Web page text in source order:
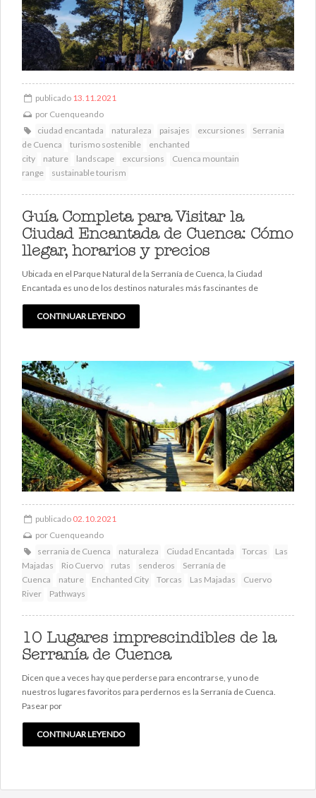
publicado 13.11.2021
por Cuenqueando
ciudad encantada
naturaleza paisajes excursiones
Serrania
de Cuenca
turismo sostenible
enchanted
city
nature landscape excursions
Cuenca mountain
range
sustainable tourism
Guía Completa para Visitar la
Ciudad Encantada de Cuenca: Cómo
llegar, horarios y precios
Ubicada en el Parque Natural de la Serranía de Cuenca, la Ciudad
Encantada es uno de los destinos naturales más fascinantes de
CONTINUAR LEYENDO
publicado 02.10.2021
por Cuenqueando
serrania de Cuenca
naturaleza Ciudad Encantada Torcas
Las
Majadas
Rio Cuervo rutas senderos
Serranía de
Cuenca
nature Enchanted City Torcas Las Majadas
Cuervo
River
Pathways
10 Lugares imprescindibles de la
Serranía de Cuenca
Dicen que a veces hay que perderse para encontrarse, y uno de
nuestros lugares favoritos para perdernos es la Serranía de Cuenca.
Pasear por
CONTINUAR LEYENDO